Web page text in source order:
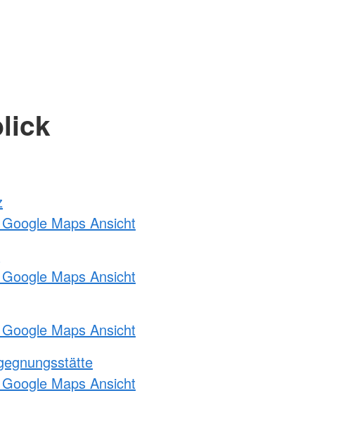
Maps Ansicht
Maps Ansicht
Maps Ansicht
Maps Ansicht